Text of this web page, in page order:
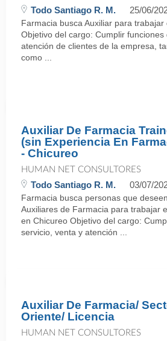
Todo Santiago R. M. 25/06/
Farmacia busca Auxiliar para trabajar
Objetivo del cargo: Cumplir
atención de clientes de la empresa,
como ...
Auxiliar De Farmacia
(sin Experiencia En
- Chicureo
HUMAN NET CONSULTORES
Todo Santiago R. M. 03/07/
Farmacia busca personas que
Auxiliares de Farmacia para trabajar
en Chicureo Objetivo del cargo:
servicio, venta y atención ...
Auxiliar De Farmacia/
Oriente/ Licencia
HUMAN NET CONSULTORES